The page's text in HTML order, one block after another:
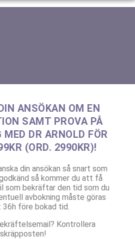
ANSÖKAN OM EN
SAMT PROVA PÅ
MED DR ARNOLD FÖR
(ORD. 2990KR)!
din ansökan så snart som
så kommer du att få
som bekräftar den tid som du
avbokning måste göras
36h före bokad tid.
Kontrollera
skräpposten!